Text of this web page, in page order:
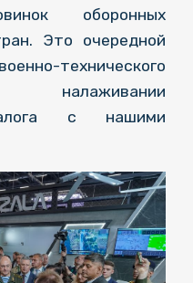
оборонных
Это очередной
технического
налаживании
с нашими